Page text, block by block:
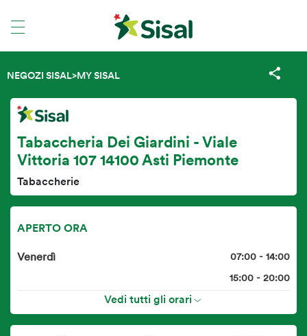
NEGOZI SISAL>MY SISAL
Tabaccheria Dei Giardini - Viale
Vittoria 107 14100 Asti Piemonte
Tabaccherie
APERTO ORA
Venerdì
07:00 - 14:00
15:00 - 20:00
Vedi tutti gli orari